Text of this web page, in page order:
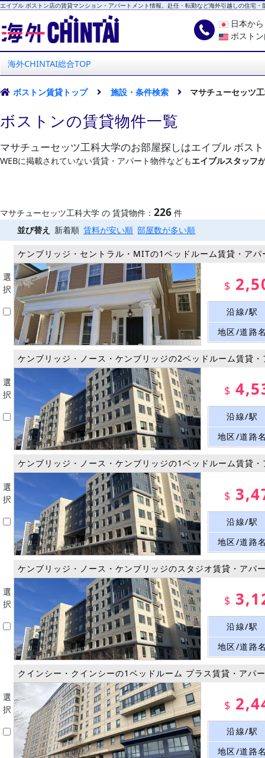
エイブル ボストン店の賃貸マンション・アパートメント情報。赴任・転勤など海外引越しの住宅・
海外CHINTAI
エイブル ボストン店
日本か
ボスト
海外CHINTAI総合TOP
ボストン賃貸トップ 施設・条件検索 マサチューセッツ
ボストンの賃貸物件一覧
マサチューセッツ工科大学のお部屋探しはエイブル ボス
WEBに掲載されていない賃貸・アパート物件などもエイブルスタッフ
マサチューセッツ工科大学 の 賃貸物件： 226 件
並び替え
新着順 賃料が安い順 部屋数が多い順
選
択
ケンブリッジ・セントラル・MITの1ベッドルーム賃貸・アパ
$
沿線/駅
地区/道路
選
択
ケンブリッジ・ノース・ケンブリッジの2ベッドルーム賃貸
$
沿線/駅
地区/道路
選
択
ケンブリッジ・ノース・ケンブリッジの1ベッドルーム賃貸
$
沿線/駅
地区/道路
選
択
ケンブリッジ・ノース・ケンブリッジのスタジオ賃貸・アパ
$
沿線/駅
地区/道路
選
択
クインシー・クインシーの1ベッドルーム プラス賃貸・アパ
$
沿線/駅
地区/道路